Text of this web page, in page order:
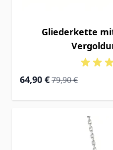
Gliederkette
Special Price
64,90 € Regular Price
79,90 €